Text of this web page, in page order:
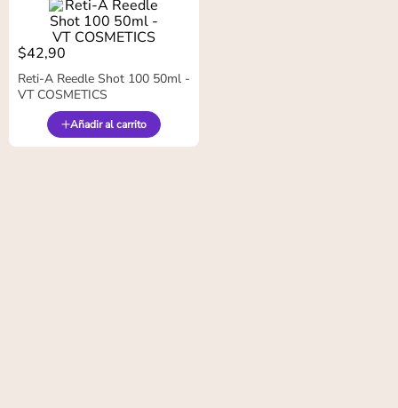
$42,90
Reti-A Reedle Shot 100 50ml -
VT COSMETICS
Añadir al carrito